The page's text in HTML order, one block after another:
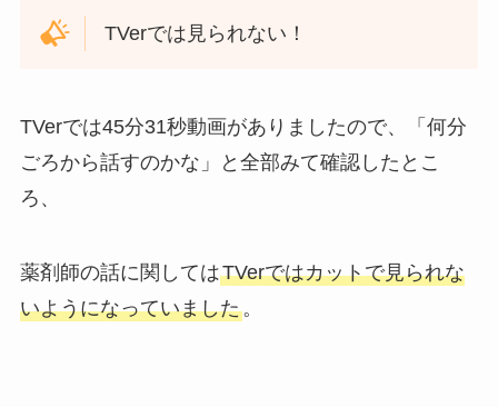
TVerでは見られない！
TVerでは45分31秒動画がありましたので、「何分
ごろから話すのかな」と全部みて確認したとこ
ろ、
薬剤師の話に関してはTVerではカットで見られな
いようになっていました。